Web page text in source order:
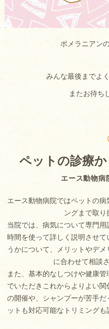
ポメラニアン
みんな最後までよ
またお待ち
エース動物病
ペットの診療
エース動物病院ではペットの
ングまで取り
当院では、病気について専門
時間を使って詳しく説明させ
うかについて、メリットやデ
に合わせて相談
また、基本的なしつけや健康
でいただきこれからよりよい
の開催や、シャンプーが苦手
ットも対応可能なトリミング